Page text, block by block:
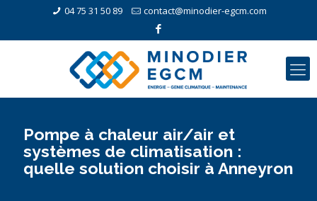
04 75 31 50 89 contact@minodier-egcm.com
Pompe à chaleur air/air et
systèmes de climatisation :
quelle solution choisir à Anneyron